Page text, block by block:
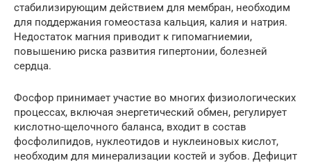
стабилизирующим действием для мембран, необходим
для поддержания гомеостаза кальция, калия и натрия.
Недостаток магния приводит к гипомагниемии,
повышению риска развития гипертонии, болезней
сердца.
Фосфор принимает участие во многих физиологических
процессах, включая энергетический обмен, регулирует
кислотно-щелочного баланса, входит в состав
фосфолипидов, нуклеотидов и нуклеиновых кислот,
необходим для минерализации костей и зубов. Дефицит